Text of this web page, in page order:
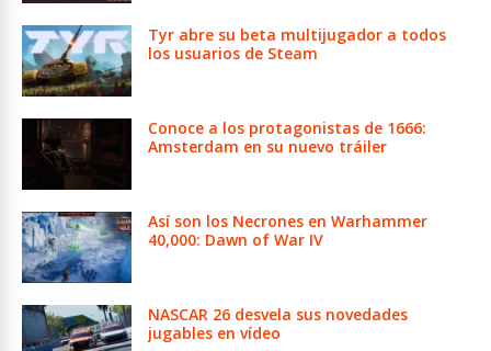
Tyr abre su beta multijugador a todos
los usuarios de Steam
Conoce a los protagonistas de 1666:
Amsterdam en su nuevo tráiler
Así son los Necrones en Warhammer
40,000: Dawn of War IV
NASCAR 26 desvela sus novedades
jugables en vídeo